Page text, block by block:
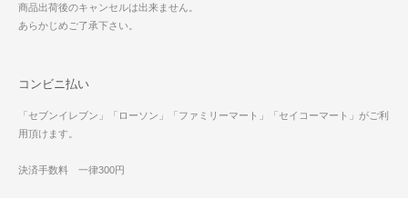
商品出荷後のキャンセルは出来ません。
あらかじめご了承下さい。
コンビニ払い
「セブンイレブン」「ローソン」「ファミリーマート」「セイコーマート」がご利
用頂けます。
決済手数料 一律300円